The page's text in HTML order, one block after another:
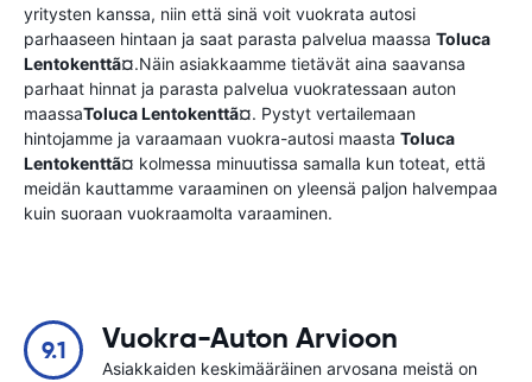
yritysten kanssa, niin että sinä voit vuokrata autosi
parhaaseen hintaan ja saat parasta palvelua maassa Toluca
Lentokenttã¤.Näin asiakkaamme tietävät aina saavansa
parhaat hinnat ja parasta palvelua vuokratessaan auton
maassaToluca Lentokenttã¤. Pystyt vertailemaan
hintojamme ja varaamaan vuokra-autosi maasta Toluca
Lentokenttã¤ kolmessa minuutissa samalla kun toteat, että
meidän kauttamme varaaminen on yleensä paljon halvempaa
kuin suoraan vuokraamolta varaaminen.
9.1 Vuokra-Auton Arvioon
Asiakkaiden keskimääräinen arvosana meistä on